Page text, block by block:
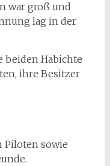
war groß und
lag in der
beiden Habichte
ihre Besitzer
Piloten sowie